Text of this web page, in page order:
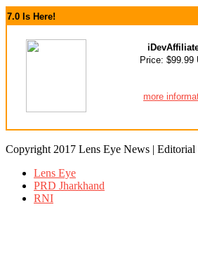
7.0 Is Here!
Price: $99.99
more
Copyright 2017 Lens Eye News | Editorial
Lens Eye
PRD Jharkhand
RNI